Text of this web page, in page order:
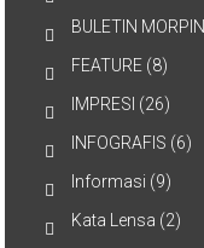
BULETIN MORPIN
FEATURE (8)
IMPRESI (26)
INFOGRAFIS (6)
Informasi (9)
Kata Lensa (2)